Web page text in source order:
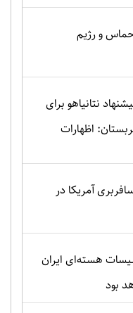
و رژیم
نتانیاهو برای
اظهارات
آمریکا در
هسته‌ای ایران
بود